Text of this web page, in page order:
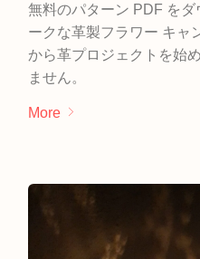
無料のパターン PDF を
ークな革製フラワー キャ
から革プロジェクトを始
ません。
More